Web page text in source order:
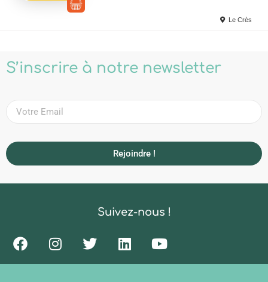
Le Crès
S’inscrire à notre newsletter
Rejoindre !
Suivez-nous !